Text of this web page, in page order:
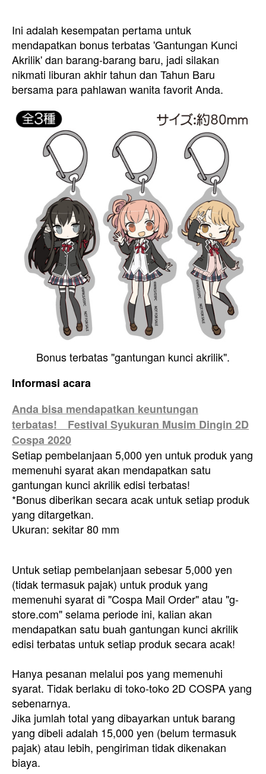
Ini adalah kesempatan pertama untuk
mendapatkan bonus terbatas 'Gantungan Kunci
Akrilik' dan barang-barang baru, jadi silakan
nikmati liburan akhir tahun dan Tahun Baru
bersama para pahlawan wanita favorit Anda.
Bonus terbatas "gantungan kunci akrilik".
Informasi acara
Anda bisa mendapatkan keuntungan
terbatas! Festival Syukuran Musim Dingin 2D
Cospa 2020
Setiap pembelanjaan 5,000 yen untuk produk yang
memenuhi syarat akan mendapatkan satu
gantungan kunci akrilik edisi terbatas!
*Bonus diberikan secara acak untuk setiap produk
yang ditargetkan.
Ukuran: sekitar 80 mm
Untuk setiap pembelanjaan sebesar 5,000 yen
(tidak termasuk pajak) untuk produk yang
memenuhi syarat di "Cospa Mail Order" atau "g-
store.com" selama periode ini, kalian akan
mendapatkan satu buah gantungan kunci akrilik
edisi terbatas untuk setiap produk secara acak!
Hanya pesanan melalui pos yang memenuhi
syarat. Tidak berlaku di toko-toko 2D COSPA yang
sebenarnya.
Jika jumlah total yang dibayarkan untuk barang
yang dibeli adalah 15,000 yen (belum termasuk
pajak) atau lebih, pengiriman tidak dikenakan
biaya.